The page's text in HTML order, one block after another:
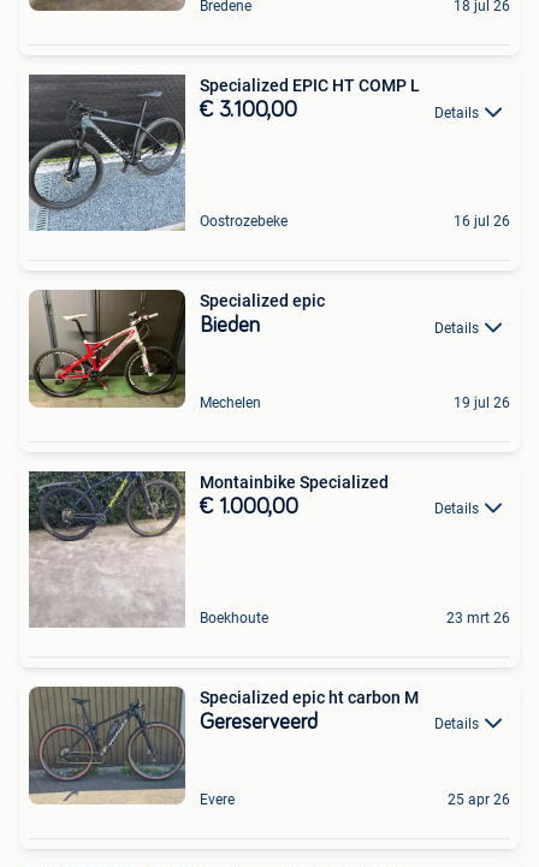
Bredene 18 jul 26
Specialized EPIC HT COMP L
€ 3.100,00 Details
Oostrozebeke 16 jul 26
Specialized epic
Bieden Details
Mechelen 19 jul 26
Montainbike Specialized
€ 1.000,00 Details
Boekhoute 23 mrt 26
Specialized epic ht carbon M
Gereserveerd Details
Evere 25 apr 26